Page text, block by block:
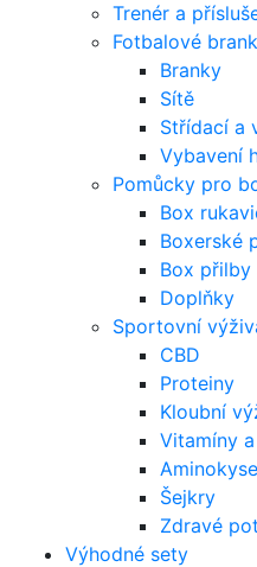
Trenér a
Fotbalové
Branky
Sítě
Střídací a
Vybavení
Pomůcky pro
Box
Boxerské
Box přilby
Doplňky
Sportovní
CBD
Proteiny
Kloubní
Vitamíny
Šejkry
Zdravé
Výhodné sety